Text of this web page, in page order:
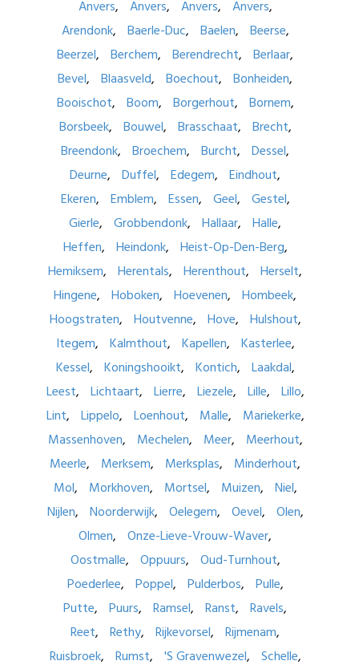
Anvers Anvers Anvers
Anvers
Arendonk
Baerle-Duc Baelen
Beerse
Beerzel
Berchem Berendrecht
Berlaar
Bevel
Blaasveld Boechout
Bonheiden
Booischot
Boom Borgerhout
Bornem
Borsbeek
Bouwel Brasschaat
Brecht
Breendonk
Broechem Burcht
Dessel
Deurne
Duffel Edegem
Eindhout
Ekeren
Emblem Essen Geel
Gestel
Gierle
Grobbendonk Hallaar
Halle
Heffen
Heindonk
Heist-Op-Den-Berg
Hemiksem
Herentals Herenthout
Herselt
Hingene
Hoboken Hoevenen
Hombeek
Hoogstraten
Houtvenne Hove
Hulshout
Itegem
Kalmthout Kapellen
Kasterlee
Kessel
Koningshooikt Kontich
Laakdal
Leest
Lichtaart Lierre Liezele Lille
Lillo
Lint
Lippelo Loenhout Malle
Mariekerke
Massenhoven
Mechelen Meer
Meerhout
Meerle
Merksem Merksplas
Minderhout
Mol
Morkhoven Mortsel Muizen
Niel
Nijlen
Noorderwijk Oelegem Oevel
Olen
Olmen
Onze-Lieve-Vrouw-Waver
Oostmalle
Oppuurs
Oud-Turnhout
Poederlee
Poppel Pulderbos
Pulle
Putte
Puurs Ramsel Ranst
Ravels
Reet
Rethy Rijkevorsel
Rijmenam
Ruisbroek
Rumst 'S Gravenwezel
Schelle